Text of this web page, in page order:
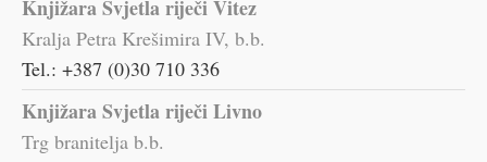
Knjižara Svjetla riječi Vitez
Kralja Petra Krešimira IV, b.b.
Tel.: +387 (0)30 710 336
Knjižara Svjetla riječi Livno
Trg branitelja b.b.